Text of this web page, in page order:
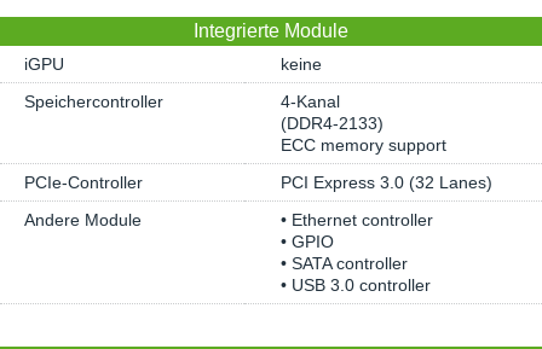
Integrierte Module
iGPU
keine
Speichercontroller
4-Kanal
(DDR4-2133)
ECC memory support
PCIe-Controller
PCI Express 3.0 (32 Lanes)
Andere Module
• Ethernet controller
• GPIO
• SATA controller
• USB 3.0 controller